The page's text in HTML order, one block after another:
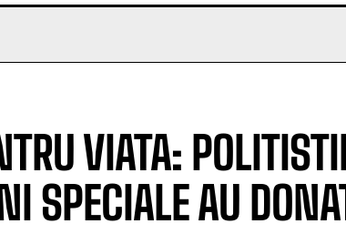
VIATA:
SPECIALE AU